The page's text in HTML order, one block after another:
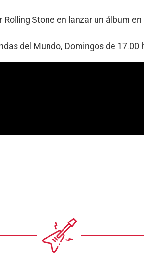
Stone en lanzar un álbum
del Mundo, Domingos de 17.00